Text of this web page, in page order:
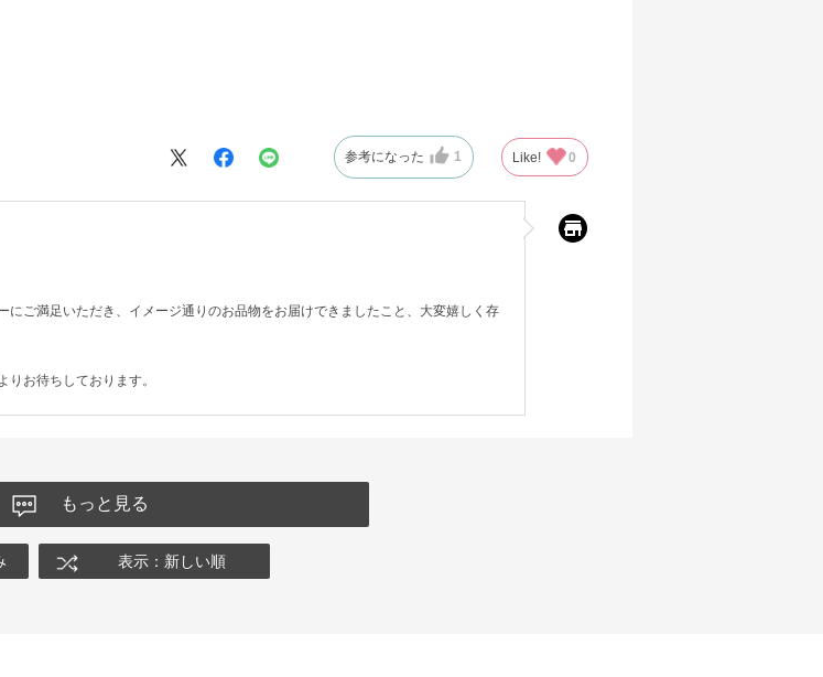
参考になった 1 Like! 0
ご満足いただき、イメージ通りのお品物をお届けできましたこと、大変嬉しく存
お待ちしております。
もっと見る
表示：新しい順